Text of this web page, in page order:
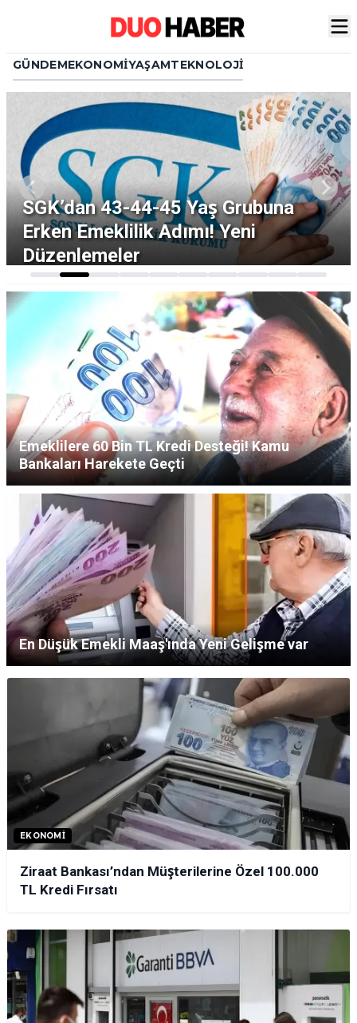
GÜNDEMEKONOMIYAŞAMTEKNOLOJI
1991–2011 SSK Girişlilerine Erken
Emeklilik Kapısı Açıldı
Emeklilere 60 Bin TL Kredi Desteği! Kamu
Bankaları Harekete Geçti
En Düşük Emekli Maaş'ında Yeni Gelişme var
EKONOMI
Ziraat Bankası’ndan Müşterilerine Özel 100.000
TL Kredi Fırsatı